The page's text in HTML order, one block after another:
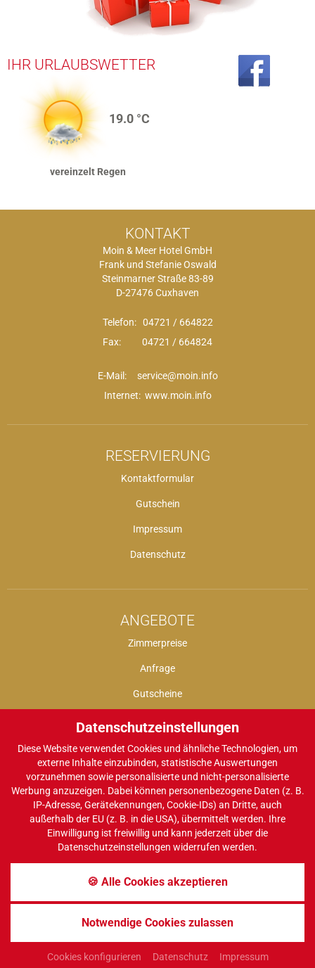
Datenschutzeinstellungen
Diese Website verwendet Cookies und ähnliche Technologien, um
externe Inhalte einzubinden, statistische Auswertungen
vorzunehmen sowie personalisierte und nicht-personalisierte
Werbung anzuzeigen. Dabei können personenbezogene Daten (z. B.
IP-Adresse, Gerätekennungen, Cookie-IDs) an Dritte, auch
außerhalb der EU (z. B. in die USA), übermittelt werden. Ihre
Einwilligung ist freiwillig und kann jederzeit über die
Datenschutzeinstellungen widerrufen werden.
🍪 Alle Cookies akzeptieren
Notwendige Cookies zulassen
Cookies konfigurieren Datenschutz Impressum
IHR URLAUBSWETTER
19.0
vereinzelt Regen
KONTAKT
Moin & Meer Hotel GmbH
Frank und Stefanie Oswald
Steinmarner Straße 83-89
D-27476 Cuxhaven
Telefon: 04721 / 664822
Fax: 04721 / 664824
E-Mail: service@moin.info
Internet: www.moin.info
RESERVIERUNG
Kontaktformular
Gutschein
Impressum
Datenschutz
ANGEBOTE
Zimmerpreise
Anfrage
Gutscheine
INTERAKTIV
Gutscheine
Gästebuch
Bewertungen
IMPRESSUM DATENSCHUTZ SITEMAP
INFOS COOKIES